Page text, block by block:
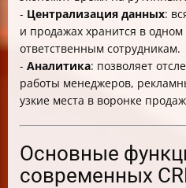
- Централизация данных:
и продажах хранится в
ответственным сотрудникам.
- Аналитика: позволяет
работы менеджеров,
узкие места в воронке
Основные
современных